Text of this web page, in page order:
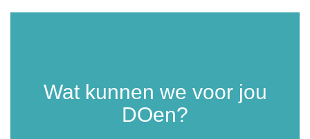
Wat kunnen we voor jou
DOen?